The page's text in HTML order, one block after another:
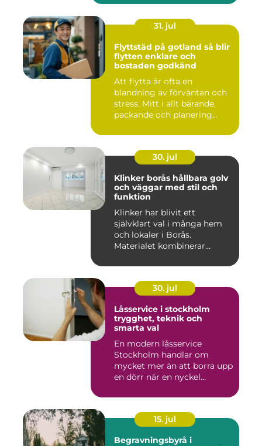
31. jul
Flyttstäd på gotland så blir
flytten enklare och
bostaden godkänd
Att flytta är ofta en
blandning av förväntan och
stress. Mitt i allt bärande,
packande och planering...
30. jul
Klinker borås hållbara golv
och väggar med stil och
funktion
Klinker har blivit ett
självklart val i många hem
och lokaler i Borås.
Materialet kombinerar
30. jul
Låsservice i stockholm
trygghet, teknik och
smarta val
En modern låsservice
Stockholm handlar om
mycket mer än att borra upp
en dörr när en nyckel
15. jul
Begravningsbyrå i